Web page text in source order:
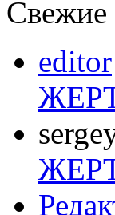
Свежие
editor